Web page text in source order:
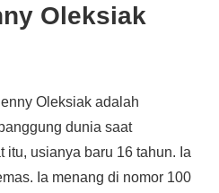
Oleksiak
Oleksiak adalah
dunia saat
usianya baru 16 tahun. Ia
Ia menang di nomor 100